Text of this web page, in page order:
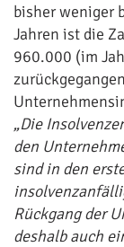
bisher weniger
Jahren ist die
960.000 (im
„Die
den
sind in den
Rückgang der
deshalb auch